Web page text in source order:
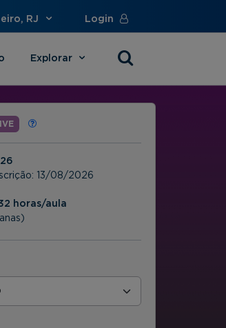
RJ Login
Explorar
13/08/2026
horas/aula